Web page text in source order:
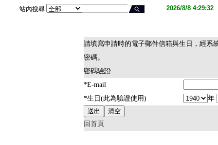
站內搜尋
請填寫申請時的電子郵件信箱與生日，經系
密碼。
密碼驗證
*E-mail
*生日(此為驗證使用)
年
回首頁